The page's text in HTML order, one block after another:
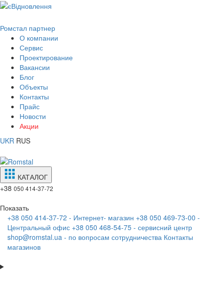
Ромстал партнер
О компании
Сервис
Проектирование
Вакансии
Блог
Объекты
Контакты
Прайс
Новости
Акции
UKR RUS
КАТАЛОГ
+38 050 414-37-72
Показать
+38 050 414-37-72 - Интернет- магазин +38 050 469-73-00 -
Центральный офис +38 050 468-54-75 - сервисний центр
shop@romstal.ua - по вопросам сотрудничества Контакты
магазинов